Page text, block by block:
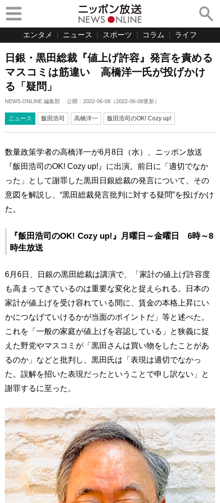
エンタメ ニュース スポーツ コラム ライフ
日銀・黒田総裁『値上げ許容』発言を責める
マスコミは筋違い 高橋洋一氏が投げかけ
る「疑問」
NEWS ONLINE 編集部 公開： 2022-06-08 （2022-06-08更新）
ニュース 飯田浩司 高橋洋一 飯田浩司のOK! Cozy up!
数量政策学者の高橋洋一が6月8日（水）、ニッポン放送
『飯田浩司のOK! Cozy up!』に出演。前日に「適切でなか
った」として謝罪した黒田日銀総裁の発言について、その
意図を解説し、“黒田総裁発言批判に対する疑問”を投げかけ
た。
『飯田浩司のOK! Cozy up!』月曜日～金曜日 6時～8
時生放送
6月6日、日銀の黒田総裁は講演で、「家計の値上げ許容度
も高まってきているのは重要な変化と捉えられる。日本の
家計が値上げを受け容れている間に、賃金の本格上昇にい
かにつなげていけるかが当面のポイントだ」等と述べた。
これを「一般の家庭が値上げを容認している」と狭義に捉
えた野党やマスコミが「黒田さんは買い物をしたことがあ
るのか」などと批判し、黒田氏は「表現は適切でなかっ
た。誤解を招いた表現だったということで申し訳ない」と
謝罪するに至った。